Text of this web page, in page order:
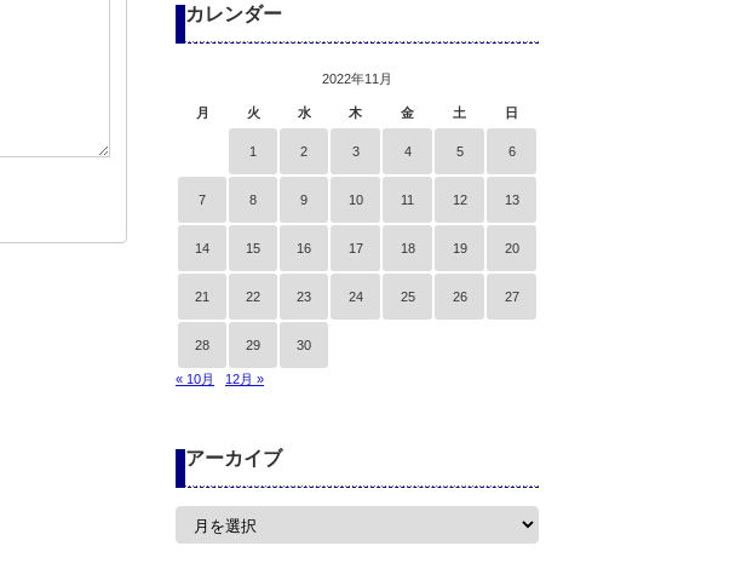
カレンダー
2022年11月
月 火 水 木 金 土 日
1 2 3 4 5 6
7 8 9 10 11 12 13
14 15 16 17 18 19 20
21 22 23 24 25 26 27
28 29 30
« 10月 12月 »
アーカイブ
ア